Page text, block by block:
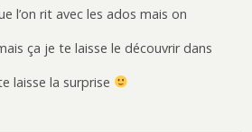
l’on rit avec les ados mais on
ça je te laisse le découvrir dans
laisse la surprise